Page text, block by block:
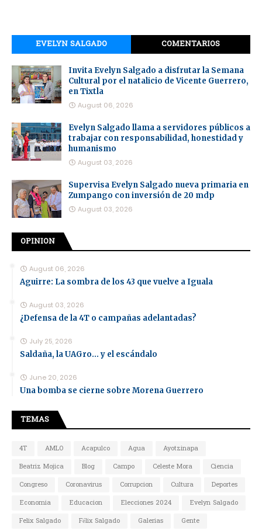
EVELYN SALGADO COMENTARIOS
Invita Evelyn Salgado a disfrutar la Semana
Cultural por el natalicio de Vicente Guerrero,
en Tixtla
August 06, 2026
Evelyn Salgado llama a servidores públicos a
trabajar con responsabilidad, honestidad y
humanismo
August 03, 2026
Supervisa Evelyn Salgado nueva primaria en
Zumpango con inversión de 20 mdp
August 03, 2026
OPINION
August 06, 2026
Aguirre: La sombra de los 43 que vuelve a Iguala
August 03, 2026
¿Defensa de la 4T o campañas adelantadas?
July 25, 2026
Saldaña, la UAGro... y el escándalo
June 20, 2026
Una bomba se cierne sobre Morena Guerrero
TEMAS
4T AMLO Acapulco Agua
Ayotzinapa
Beatriz Mojica
Blog Campo Celeste Mora
Ciencia
Congreso
Coronavirus Corrupcion Cultura
Deportes
Economia
Educacion Elecciones 2024
Evelyn Salgado
Felix Salgado
Félix Salgado Galerias
Gente